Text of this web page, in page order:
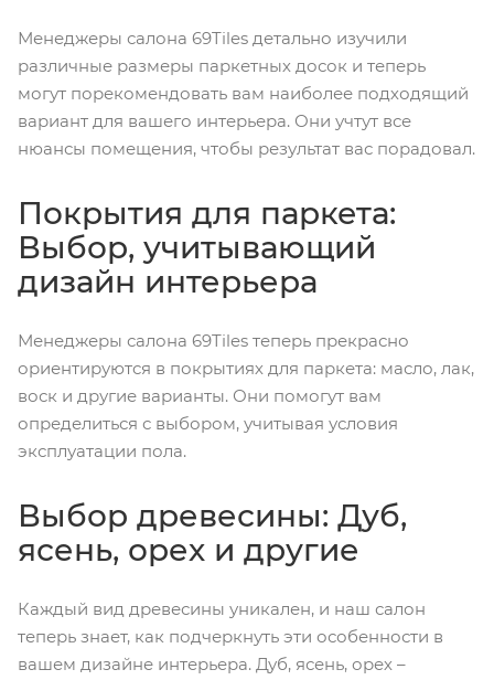
Менеджеры салона 69Tiles детально изучили
различные размеры паркетных досок и теперь
могут порекомендовать вам наиболее подходящий
вариант для вашего интерьера. Они учтут все
нюансы помещения, чтобы результат вас порадовал.
Покрытия для паркета:
Выбор, учитывающий
дизайн интерьера
Менеджеры салона 69Tiles теперь прекрасно
ориентируются в покрытиях для паркета: масло, лак,
воск и другие варианты. Они помогут вам
определиться с выбором, учитывая условия
эксплуатации пола.
Выбор древесины: Дуб,
ясень, орех и другие
Каждый вид древесины уникален, и наш салон
теперь знает, как подчеркнуть эти особенности в
вашем дизайне интерьера. Дуб, ясень, орех –